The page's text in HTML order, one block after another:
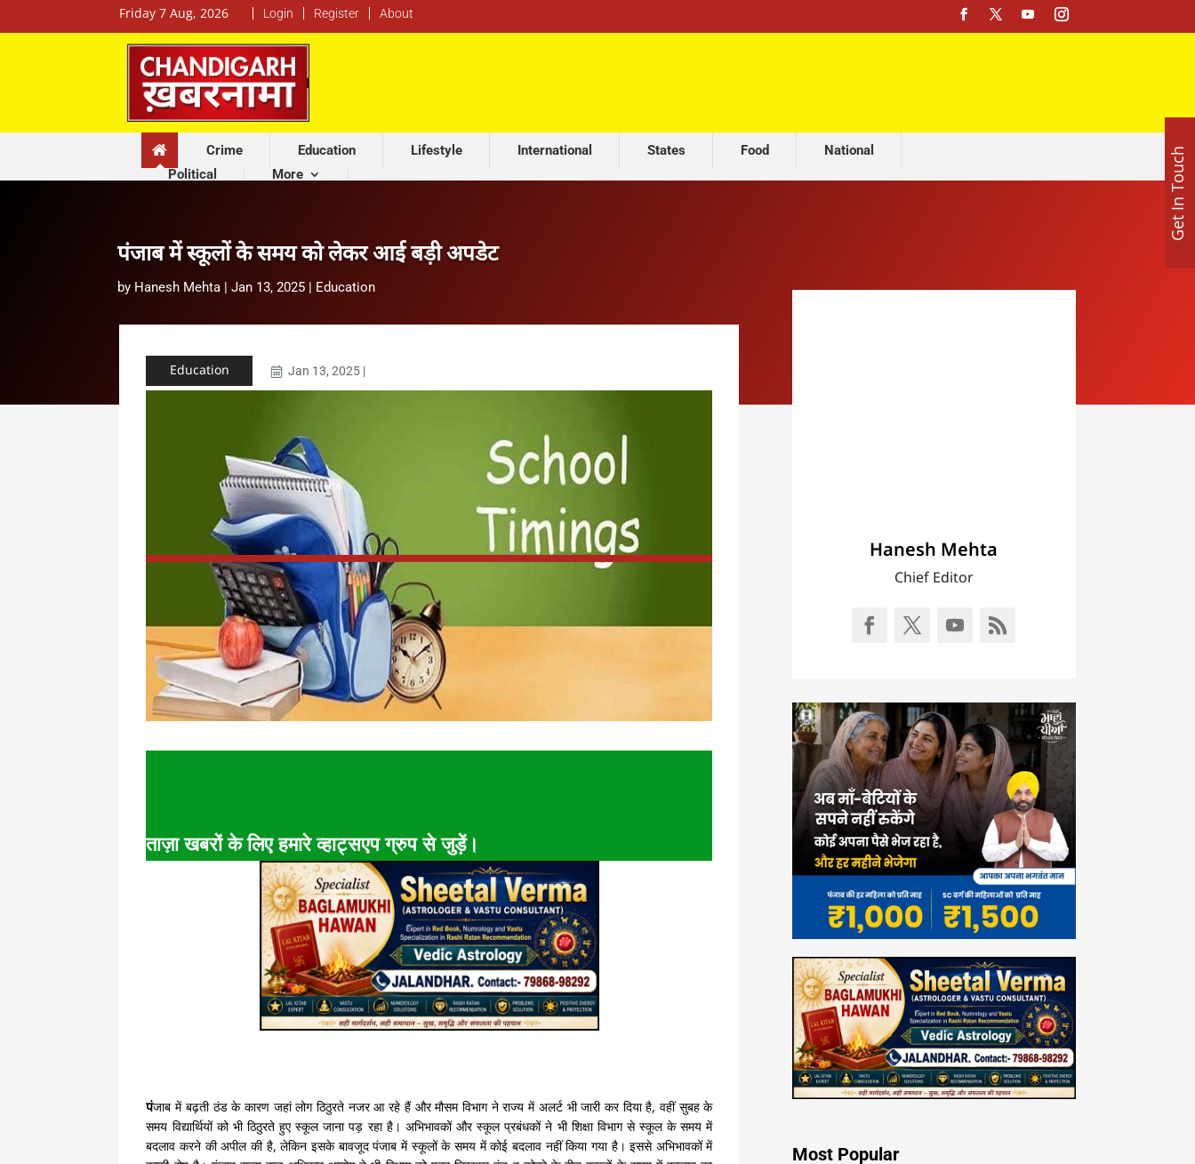
Friday 7 Aug, 2026 Login Register About
Crime Education Lifestyle International States Food
National
Political
More
पंजाब में स्कूलों के समय को लेकर आई बड़ी अपडेट
by Hanesh Mehta | Jan 13, 2025 | Education
Education Jan 13, 2025 |
ताज़ा खबरों के लिए हमारे व्हाट्सएप ग्रुप से जुड़ें।
पंजाब में बढ़ती ठंड के कारण जहां लोग ठिठुरते नजर आ रहे हैं और मौसम विभाग ने राज्य में अलर्ट भी जारी कर दिया है, वहीं सुबह के
समय विद्यार्थियों को भी ठिठुरते हुए स्कूल जाना पड़ रहा है। अभिभावकों और स्कूल प्रबंधकों ने भी शिक्षा विभाग से स्कूल के समय में
बदलाव करने की अपील की है, लेकिन इसके बावजूद पंजाब में स्कूलों के समय में कोई बदलाव नहीं किया गया है। इससे अभिभावकों में
Hanesh Mehta
Chief Editor
Most Popular
Get In Touch